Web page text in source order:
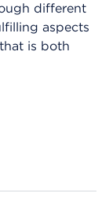
different
aspects
is both